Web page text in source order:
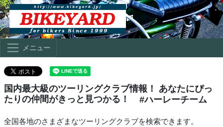
メニュー
国内最大級のツーリングクラブ情報！ あなたにぴっ
たりの仲間がきっと見つかる！
#ハーレーチーム
全国各地のさまざまなツーリングクラブを検索できます。